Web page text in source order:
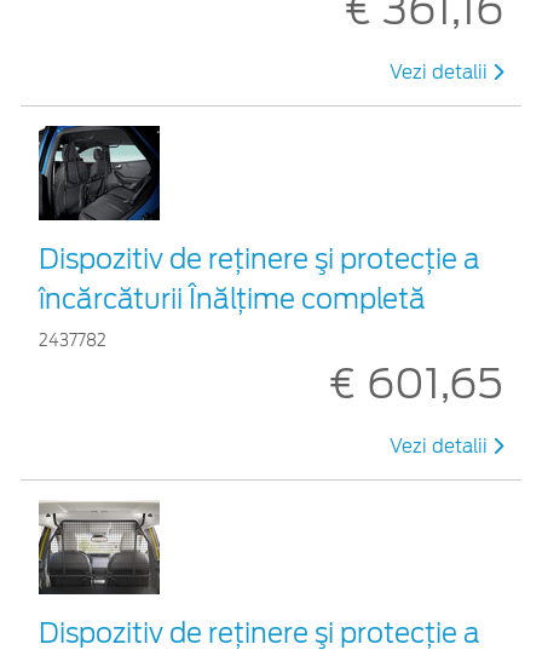
Vezi detalii
Dispozitiv de reţinere şi protecţie a
încărcăturii Înălțime completă
2437782
€ 601,65
Vezi detalii
Dispozitiv de reţinere şi protecţie a